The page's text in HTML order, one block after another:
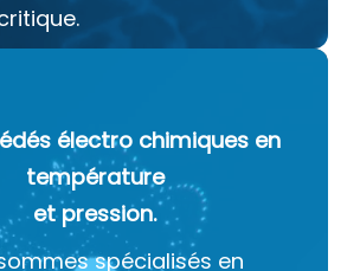
électro chimiques en
température
et pression.
spécialisés en